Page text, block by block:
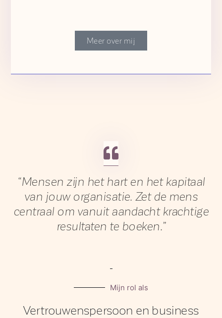
Meer over mij
“Mensen zijn het hart en het kapitaal
van jouw organisatie. Zet de mens
centraal om vanuit aandacht krachtige
resultaten te boeken.”
Mijn rol als
Vertrouwenspersoon en business